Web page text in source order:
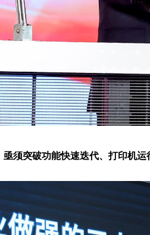
亟须突破功能快速迭代、打印机